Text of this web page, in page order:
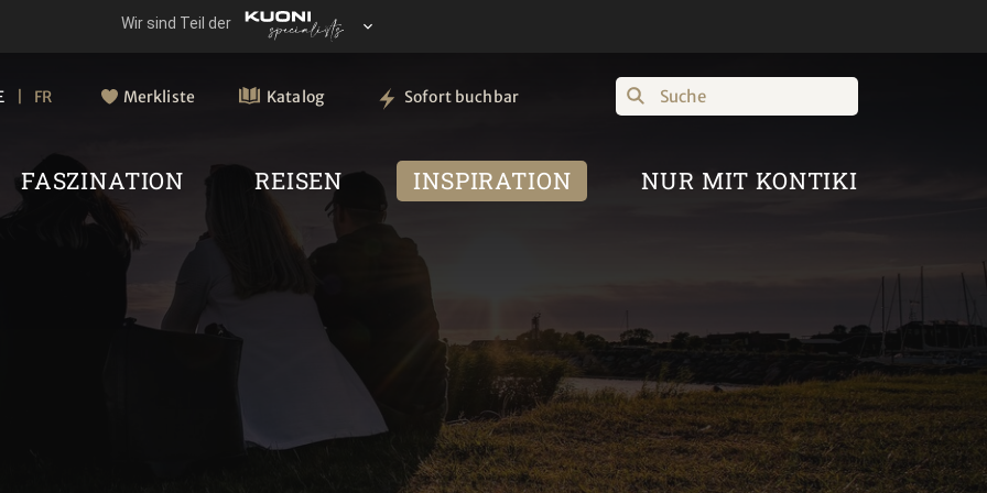
FR Merkliste Katalog Sofort buchbar Suche
FASZINATION REISEN INSPIRATION NUR MIT KONTIKI